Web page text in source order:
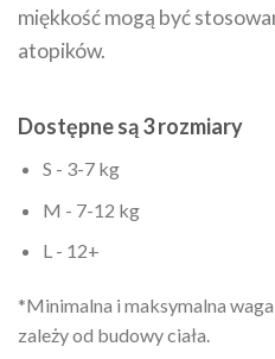
miękkość mogą być
atopików.
Dostępne są 3 rozmiary
S - 3-7 kg
M - 7-12 kg
L - 12+
*Minimalna i maksymalna
zależy od budowy ciała.